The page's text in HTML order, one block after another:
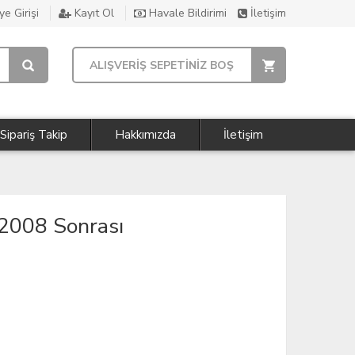
Girişi Kayıt Ol Havale Bildirimi İletişim
ALIŞVERİŞ SEPETİNİZ BOŞ
Sipariş Takip Hakkımızda İletişim
Sonrası